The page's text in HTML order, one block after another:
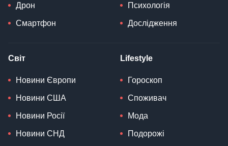
Дрон
Смартфон
Психологія
Дослідження
Світ
Новини Європи
Новини США
Новини Росії
Новини СНД
Lifestyle
Гороскоп
Споживач
Мода
Подорожі